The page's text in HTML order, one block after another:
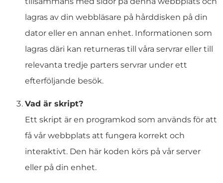
lagras av din webbläsare på hårddisken på din
dator eller en annan enhet. Informationen som
lagras däri kan returneras till våra servrar eller till
relevanta tredje parters servrar under ett
efterföljande besök.
Vad är skript?
Ett skript är en programkod som används för att
få vår webbplats att fungera korrekt och
interaktivt. Den här koden körs på vår server
eller på din enhet.